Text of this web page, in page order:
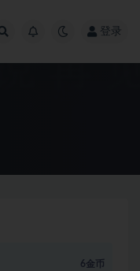
登录
6金币